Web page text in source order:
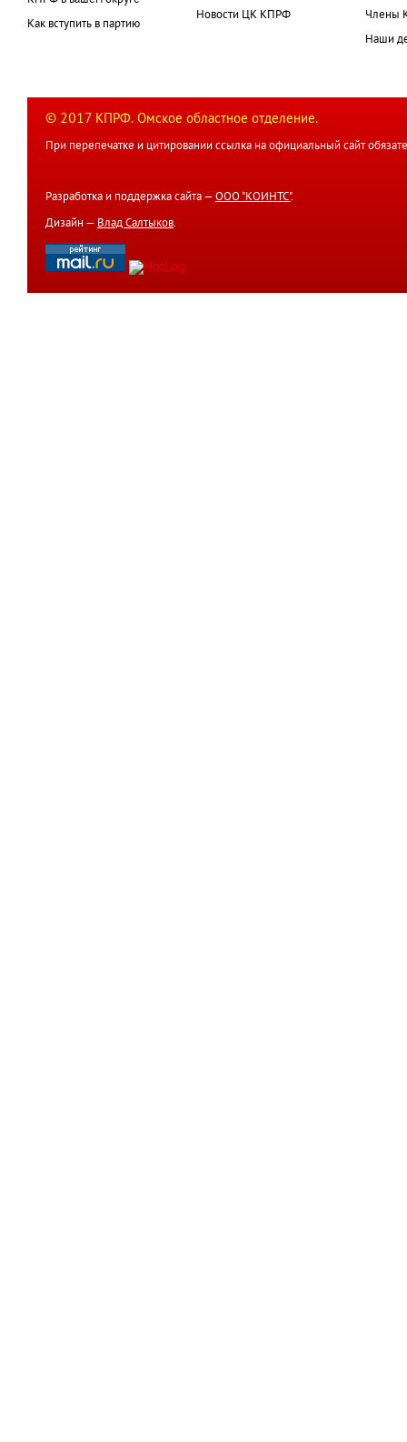
Как вступить в партию
Новости ЦК КПРФ Члены
Наши
© 2017 КПРФ. Омское областное отделение.
При перепечатке и цитировании ссылка на официальный сайт
Разработка и поддержка сайта — ООО "КОИНТС".
Дизайн — Влад Салтыков.